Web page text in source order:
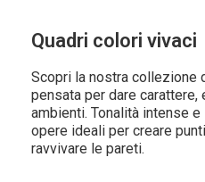
Quadri colori vivaci
Scopri la nostra collezione
pensata per dare
ambienti. Tonalità intense
opere ideali per creare
ravvivare le pareti.